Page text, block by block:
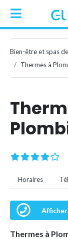
Bien-être et spas
Thermes à
Horaires
Thermes à